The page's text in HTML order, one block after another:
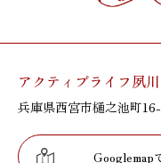
アクティブライフ夙川
兵庫県西宮市樋之池町
Googlemap